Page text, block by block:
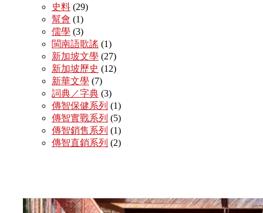
史料 (29)
幫會 (1)
儒學 (3)
閩南語歌謠 (1)
新加坡文學 (27)
新加坡歷史 (12)
新華文學 (7)
詞典／字典 (3)
傳智保健系列 (1)
傳智實戰系列 (5)
傳智銷售系列 (1)
傳智直銷系列 (2)